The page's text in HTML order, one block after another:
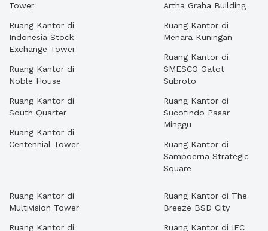
Tower
Ruang Kantor di
Indonesia Stock
Exchange Tower
Ruang Kantor di
Noble House
Ruang Kantor di
South Quarter
Ruang Kantor di
Centennial Tower
Artha Graha Building
Ruang Kantor di
Menara Kuningan
Ruang Kantor di
SMESCO Gatot
Subroto
Ruang Kantor di
Sucofindo Pasar
Minggu
Ruang Kantor di
Sampoerna Strategic
Square
Ruang Kantor di
Multivision Tower
Ruang Kantor di
Ruang Kantor di The
Breeze BSD City
Ruang Kantor di IFC